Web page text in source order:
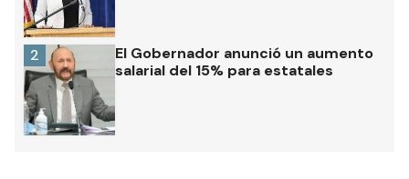
El Gobernador anunció un aumento
salarial del 15% para estatales
2